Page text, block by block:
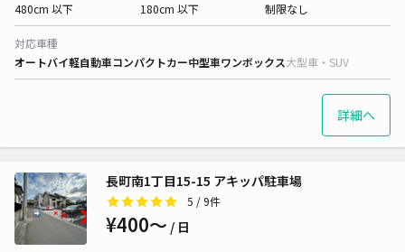
480cm 以下
180cm 以下
制限なし
対応車種
オートバイ軽自動車コンパクトカー中型車ワンボックス大型車・SUV
詳細へ
長町南1丁目15-15 アキッパ駐車場
5 / 9件
¥400〜 / 日